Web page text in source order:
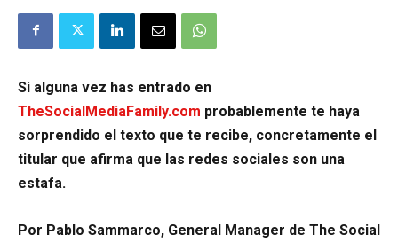
Si alguna vez has entrado en
TheSocialMediaFamily.com probablemente te haya
sorprendido el texto que te recibe, concretamente el
titular que afirma que las redes sociales son una
estafa.
Por Pablo Sammarco, General Manager de The Social